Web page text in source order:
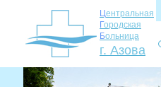
Центральная
Городская
Больница
г. Азова